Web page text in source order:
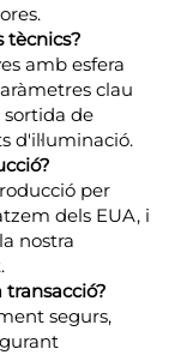
tècnics?
amb esfera
clau
sortida de
d'il·luminació.
per
dels EUA, i
nostra
segurs,